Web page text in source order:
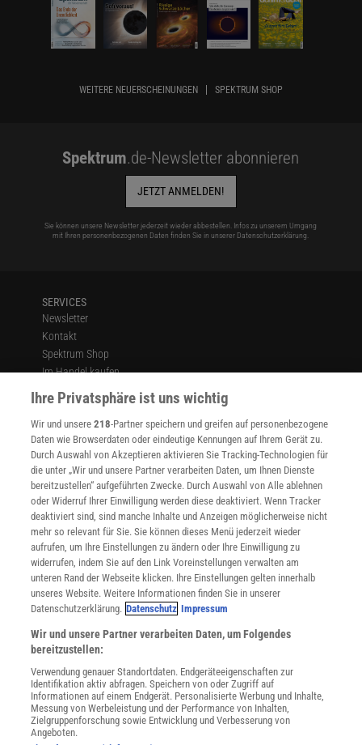
WEITERE NEUERSCHEINUNGEN SPEKTRUM SHOP
Spektrum.de-Newsletter abonnieren
JETZT ANMELDEN!
Sie können unsere Newsletter jederzeit wieder abbestellen. Infos zu unserem Umgang
mit Ihren personenbezogenen Daten finden Sie in unserer Datenschutzerklärung
SERVICES
Newsletter
Kontakt
Spektrum Shop
Im Handel kaufen
Presse
Verträge kündigen
Widerruf
INFO
Mediadaten
Datenschutz
Nutzungsbedingungen
Cookie-Einstellungen
Utiq verwalten
Nutzungsbasierte Onlinewerbung
Alle Artikel
Impressum
Angebote für Schulen
Angebote für Institutionen
Sprachen lernen mit Gymglish
Lexika
Für Spektrum schreiben
Zugänglichkeitserklärung
Ihre Privatsphäre ist uns wichtig
Wir und unsere218-Partner speichern und greifen auf personenbezogene
Daten wie Browserdaten oder eindeutige Kennungen auf Ihrem Gerät zu.
Durch Auswahl von Akzeptieren aktivieren Sie Tracking-Technologien für
die unter „Wir und unsere Partner verarbeiten Daten, um Ihnen Dienste
bereitzustellen“ aufgeführten Zwecke. Durch Auswahl von Alle ablehnen
oder Widerruf Ihrer Einwilligung werden diese deaktiviert. Wenn Tracker
deaktiviert sind, sind manche Inhalte und Anzeigen möglicherweise nicht
mehr so relevant für Sie. Sie können dieses Menü jederzeit wieder
aufrufen, um Ihre Einstellungen zu ändern oder Ihre Einwilligung zu
widerrufen, indem Sie auf den Link Voreinstellungen verwalten am
unteren Rand der Webseite klicken. Ihre Einstellungen gelten innerhalb
unseres Website. Weitere Informationen finden Sie in unserer
Datenschutzerklärung. Datenschutz Impressum
Wir und unsere Partner verarbeiten Daten, um Folgendes
bereitzustellen:
Verwendung genauer Standortdaten. Endgeräteeigenschaften zur
Identifikation aktiv abfragen. Speichern von oder Zugriff auf
Informationen auf einem Endgerät. Personalisierte Werbung und Inhalte,
Messung von Werbeleistung und der Performance von Inhalten,
Zielgruppenforschung sowie Entwicklung und Verbesserung von
Angeboten.